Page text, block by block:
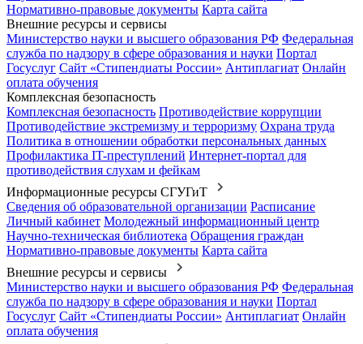
Нормативно-правовые документы Карта сайта
Внешние ресурсы и сервисы
Министерство науки и высшего образования РФ Федеральная
служба по надзору в сфере образования и науки Портал
Госуслуг Сайт «Стипендиаты России» Антиплагиат Онлайн
оплата обучения
Комплексная безопасность
Комплексная безопасность Противодействие коррупции
Противодействие экстремизму и терроризму Охрана труда
Политика в отношении обработки персональных данных
Профилактика IT-преступлений Интернет-портал для
противодействия слухам и фейкам
Информационные ресурсы СГУГиТ
Сведения об образовательной организации Расписание
Личный кабинет Молодежный информационный центр
Научно-техническая библиотека Обращения граждан
Нормативно-правовые документы Карта сайта
Внешние ресурсы и сервисы
Министерство науки и высшего образования РФ Федеральная
служба по надзору в сфере образования и науки Портал
Госуслуг Сайт «Стипендиаты России» Антиплагиат Онлайн
оплата обучения